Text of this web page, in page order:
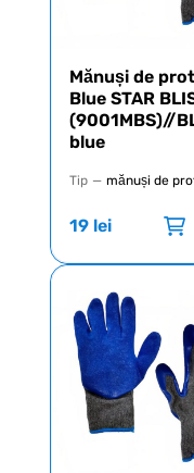
Mănuși de
Blue STAR
(9001MBS)//
blue
Tip — mănuși de
19 lei